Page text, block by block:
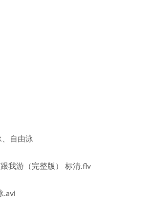
自由泳
我游（完整版） 标清.flv
.avi